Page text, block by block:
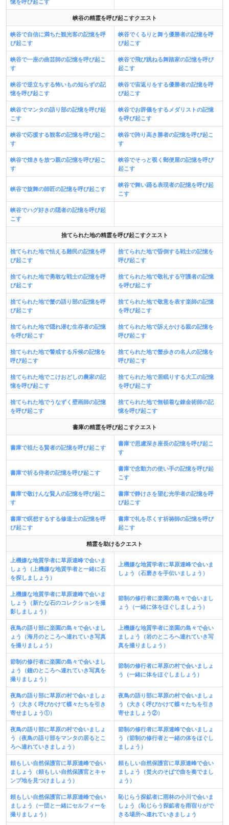
憶を呼び起こす
峡谷の精霊を呼び起こすクエスト
峡谷で自信に満ちた観光客の記憶を呼
び起こす
峡谷でくるりと舞う優勝者の記憶を呼
び起こす
峡谷で一座の曲芸師の記憶を呼び起こ
す
峡谷で飛び跳ねる舞踏家の記憶を呼び
起こす
峡谷で逆立ちする怖いもの知らずの記
憶を呼び起こす
峡谷で宙返りをする優勝者の記憶を呼
び起こす
峡谷でマンタの語り部の記憶を呼び起
こす
峡谷でお辞儀をするメダリストの記憶
を呼び起こす
峡谷で応援する観客の記憶を呼び起こ
す
峡谷で誇り高き勝者の記憶を呼び起こ
す
峡谷で煌きを放つ親の記憶を呼び起こ
す
峡谷でそっと覗く郵便屋の記憶を呼び
起こす
峡谷で旋舞の師匠の記憶を呼び起こす
峡谷で舞い踊る表現者の記憶を呼び起
こす
峡谷でハグ好きの隠者の記憶を呼び起
こす
捨てられた地の精霊を呼び起こすクエスト
捨てられた地で怯える難民の記憶を呼
び起こす
捨てられた地で昏倒する戦士の記憶を
呼び起こす
捨てられた地で勇敢な戦士の記憶を呼
び起こす
捨てられた地で敬礼する守護者の記憶
を呼び起こす
捨てられた地で蟹の語り部の記憶を呼
び起こす
捨てられた地で敬意を表す楽師の記憶
を呼び起こす
捨てられた地で隠れ潜む生存者の記憶
を呼び起こす
捨てられた地で訴えかける親の記憶を
呼び起こす
捨てられた地で警戒する斥候の記憶を
呼び起こす
捨てられた地で蟹歩きの名人の記憶を
呼び起こす
捨てられた地でこけおどしの農家の記
憶を呼び起こす
捨てられた地で居眠りする大工の記憶
を呼び起こす
捨てられた地でうなずく壁画師の記憶
を呼び起こす
捨てられた地で無頓着な錬金術師の記
憶を呼び起こす
書庫の精霊を呼び起こすクエスト
書庫で祖たる賢者の記憶を呼び起こす
書庫で思慮深き座長の記憶を呼び起こ
す
書庫で祈る侍者の記憶を呼び起こす
書庫で念動力の使い手の記憶を呼び起
こす
書庫で敬けんな賢人の記憶を呼び起こ
す
書庫で静けさを望む光学者の記憶を呼
び起こす
書庫で瞑想するする修道士の記憶を呼
び起こす
書庫で礼を尽くす祈祷師の記憶を呼び
起こす
精霊を助けるクエスト
上機嫌な地質学者に草原連峰で会いま
しょう（上機嫌な地質学者と一緒に石
を探しましょう）
上機嫌な地質学者に草原連峰で会いま
しょう（石磨きを手伝いましょう）
上機嫌な地質学者に草原連峰で会いま
しょう（新たな石のコレクションを撮
影しましょう）
節制の修行者に楽園の島々で会いまし
ょう（一緒に体をほぐしましょう）
夜鳥の語り部に楽園の島々で会いまし
ょう（海月のところへ連れていき写真
を撮りましょう）
上機嫌な地質学者に楽園の島々で会い
ましょう（岩のところへ連れていき写
真を撮りましょう）
節制の修行者に楽園の島々で会いまし
ょう（鐘のところへ連れていき写真を
撮りましょう）
節制の修行者に草原の村で会いましょ
う（一緒に体をほぐしましょう）
夜鳥の語り部に草原の村で会いましょ
う（大きく呼びかけて蝶々たちを引き
寄せましょう①）
夜鳥の語り部に草原の村で会いましょ
う（大きく呼びかけて蝶々たちを引き
寄せましょう②）
夜鳥の語り部に草原の村で会いましょ
う（夜鳥の語り部をマンタの居るとこ
ろへ連れていきましょう）
節制の修行者に草原連峰で会いましょ
う（節制の修行者と一緒の体をほぐし
ましょう）
頼もしい自然保護官に草原連峰で会い
ましょう（頼もしい自然保護官とキャ
ンプ地を見つけましょう）
頼もしい自然保護官に草原連峰で会い
ましょう（焚火のそばで曲を奏でまし
ょう）
頼もしい自然保護官に草原連峰で会い
ましょう（一団と一緒にセルフィーを
撮りましょう）
恥じらう探鉱者に雨林の小川で会いま
しょう（恥じらう探鉱者を雨宿りがで
きる場所へ連れていきましょう